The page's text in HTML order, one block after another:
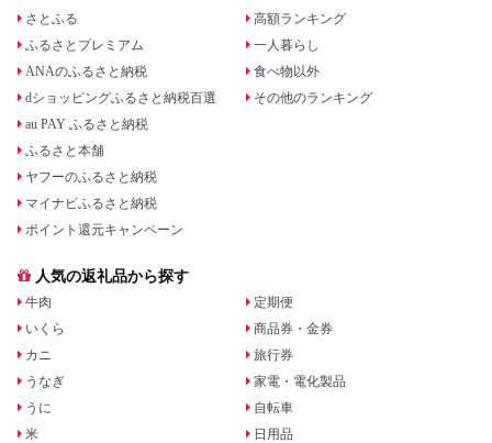
さとふる
ふるさとプレミアム
ANAのふるさと納税
dショッピングふるさと納税百選
au PAY ふるさと納税
ふるさと本舗
ヤフーのふるさと納税
マイナビふるさと納税
ポイント還元キャンペーン
高額ランキング
一人暮らし
食べ物以外
その他のランキング
人気の返礼品から探す
牛肉
いくら
カニ
うなぎ
うに
米
定期便
商品券・金券
旅行券
家電・電化製品
自転車
日用品